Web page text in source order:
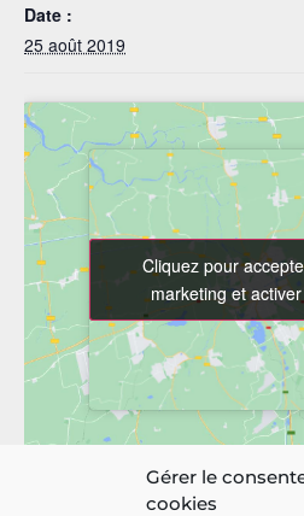
Gérer le
cookies
Date :
25 août 2019
Cliquez pour
marketing et
Cliquez pour
marketing et